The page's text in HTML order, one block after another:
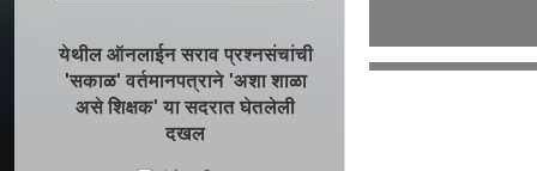
येथील ऑनलाईन सराव प्रश्नसंचांची
'सकाळ' वर्तमानपत्राने 'अशा शाळा
असे शिक्षक' या सदरात घेतलेली
दखल